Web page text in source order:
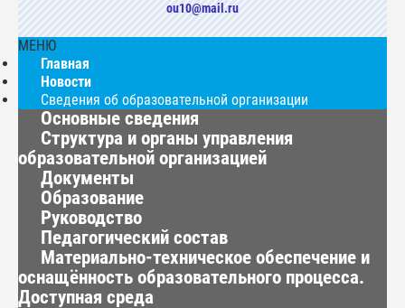
ou10@mail.ru
МЕНЮ
Главная
Новости
Сведения об образовательной организации
Основные сведения
Структура и органы управления
образовательной организацией
Документы
Образование
Руководство
Педагогический состав
Материально-техническое обеспечение и
оснащённость образовательного процесса.
Доступная среда